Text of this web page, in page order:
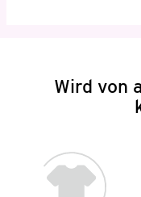
Wird von